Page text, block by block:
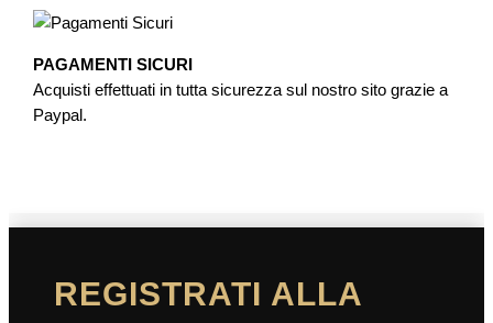
PAGAMENTI SICURI
Acquisti effettuati in tutta sicurezza sul nostro sito grazie a
Paypal.
REGISTRATI ALLA